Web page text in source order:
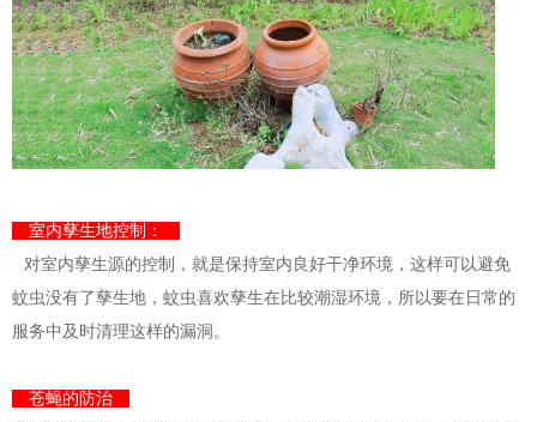
室内孳生地控制 ：
对室内孳生源的控制 ，就是保持室内良好干净环境，这样可以避免
蚊虫没有了孳生地，蚊虫喜欢孳生在比较潮湿环境，所以要在日常的
服务中及时清理这样的漏洞。
苍蝇的防治